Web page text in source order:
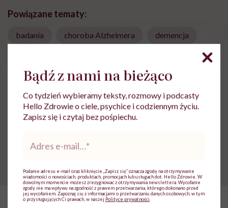
Powiązane tematy:
badania choroba Alzheimera demencja
i
Treści zawarte w serwisie mają wyłącznie
charakter informacyjny i nie stanowią porady
skonsultować się z lekarzem.
Bądź z nami na bieżąco
Co tydzień wybieramy teksty, rozmowy i podcasty
Hello Zdrowie o ciele, psychice i codziennym życiu.
Zapisz się i czytaj bez pośpiechu.
mail*
Podanie adresu e-mail oraz kliknięcie „Zapisz się” oznacza zgodę na otrzymywanie
wiadomości o nowościach, produktach, promocjach lub usługach dot. Hello Zdrowie. W
dowolnym momencie możesz zrezygnować z otrzymywania newslettera. Wycofanie
zgody nie ma wpływu na zgodność z prawem przetwarzania, którego dokonano przed
jej wycofaniem. Zapoznaj się z informacjami o przetwarzaniu danych osobowych, w tym
o przysługujących Ci prawach, w naszej Polityce prywatności